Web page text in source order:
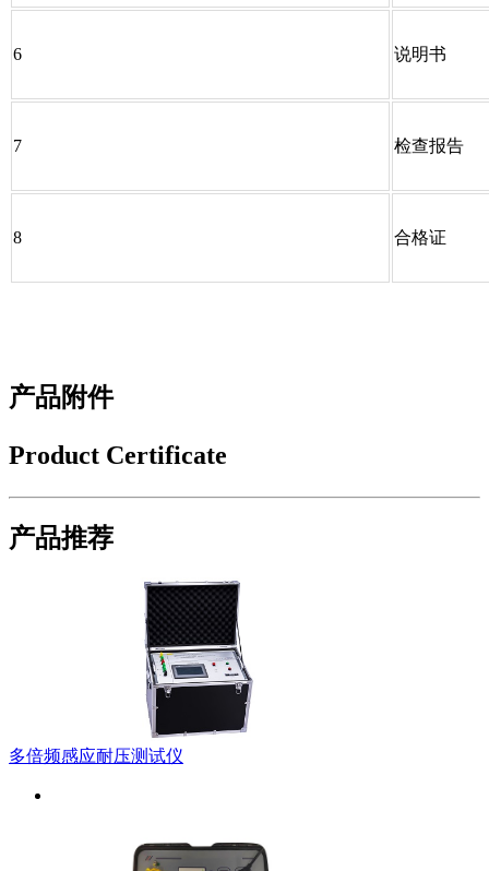
6 说明书
7 检查报告
8 合格证
产品附件
Product Certificate
产品推荐
多倍频感应耐压测试仪